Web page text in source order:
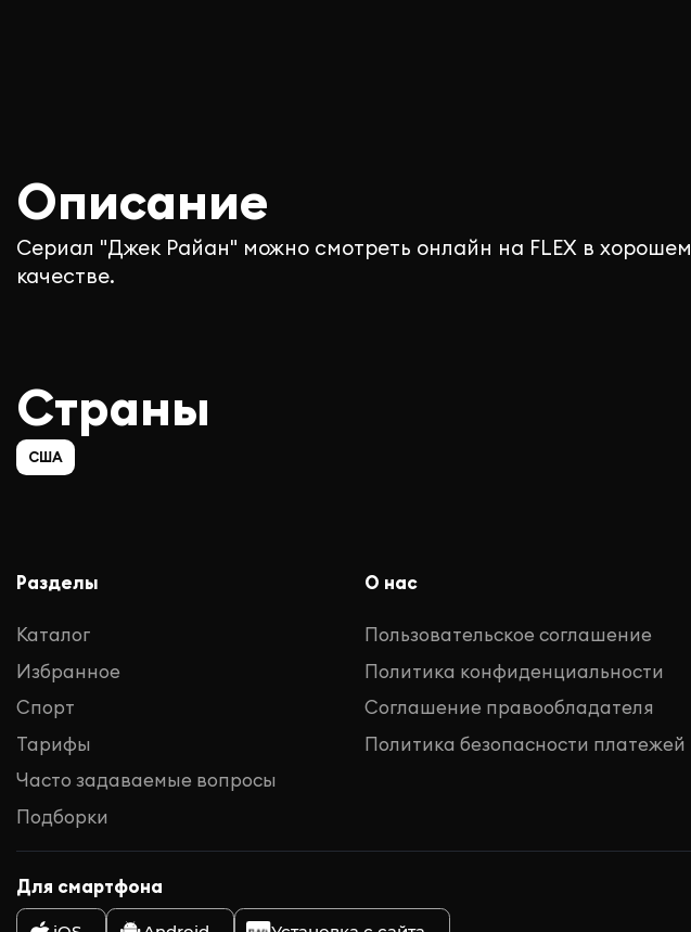
Описание
Сериал "Джек Райан" можно смотреть онлайн на FLEX в хорошем
качестве.
Страны
США
Разделы
Каталог
Избранное
Спорт
Тарифы
Часто задаваемые вопросы
Подборки
О нас
Пользовательское соглашение
Политика конфиденциальности
Соглашение правообладателя
Политика безопасности платежей
Для смартфона